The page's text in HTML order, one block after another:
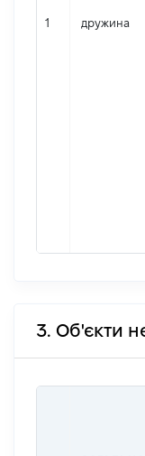
1 дружина
3. Об'єкти